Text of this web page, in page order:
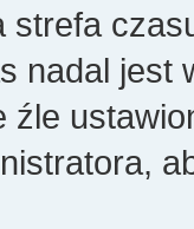
strefa
nadal jest
źle